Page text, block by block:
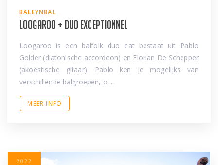
BALEYNBAL
Loogaroo + Duo Exceptionnel
Loogaroo is een balfolk duo dat bestaat uit Pablo
Golder (diatonische accordeon) en Florian De Schepper
(akoestische gitaar). Pablo ken je mogelijks van
verschillende balgroepen, o ...
MEER INFO
2022